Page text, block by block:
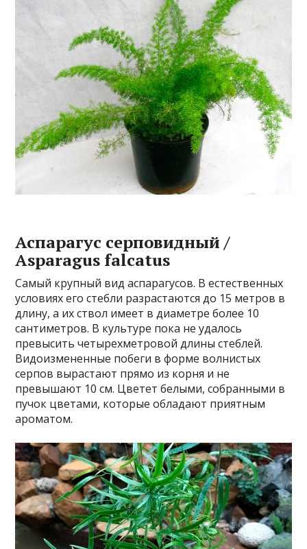
Аспарагус серповидный /
Asparagus falcatus
Самый крупный вид аспарагусов. В естественных
условиях его стебли разрастаются до 15 метров в
длину, а их ствол имеет в диаметре более 10
сантиметров. В культуре пока не удалось
превысить четырехметровой длины стеблей.
Видоизмененные побеги в форме волнистых
серпов вырастают прямо из корня и не
превышают 10 см. Цветет белыми, собранными в
пучок цветами, которые обладают приятным
ароматом.